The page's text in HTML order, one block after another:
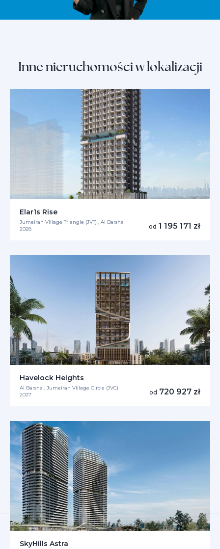
Inne nieruchomości w lokalizacji
Elar1s Rise
Jumeirah Village Triangle (JVT) , Al Barsha
2028
od 1 195 171 zł
Havelock Heights
Al Barsha , Jumeirah Village Circle (JVC)
2027
od 720 927 zł
SkyHills Astra